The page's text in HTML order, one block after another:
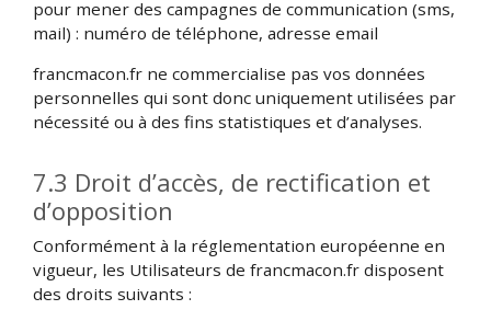
pour mener des campagnes de communication (sms,
mail) : numéro de téléphone, adresse email
francmacon.fr ne commercialise pas vos données
personnelles qui sont donc uniquement utilisées par
nécessité ou à des fins statistiques et d’analyses.
7.3 Droit d’accès, de rectification et
d’opposition
Conformément à la réglementation européenne en
vigueur, les Utilisateurs de francmacon.fr disposent
des droits suivants :